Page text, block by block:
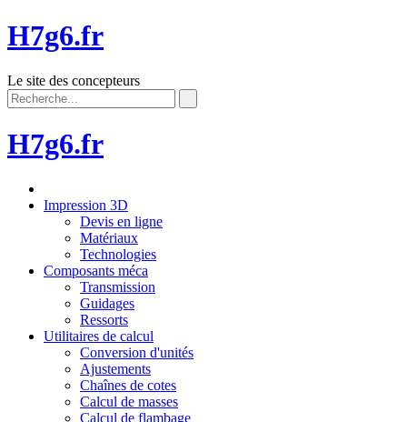
H7g6.fr
Le site des concepteurs
H7g6.fr
Impression 3D
Devis en ligne
Matériaux
Technologies
Composants méca
Transmission
Guidages
Ressorts
Utilitaires de calcul
Conversion d'unités
Ajustements
Chaînes de cotes
Calcul de masses
Calcul de flambage